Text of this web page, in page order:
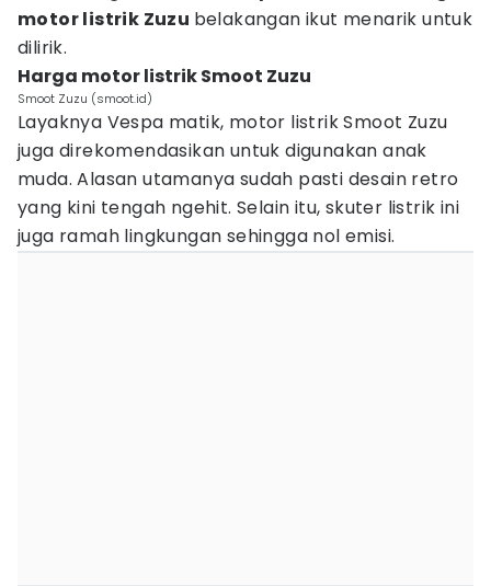
motor listrik Zuzu belakangan ikut menarik untuk
dilirik.
Harga motor listrik Smoot Zuzu
Smoot Zuzu (smoot.id)
Layaknya Vespa matik, motor listrik Smoot Zuzu
juga direkomendasikan untuk digunakan anak
muda. Alasan utamanya sudah pasti desain retro
yang kini tengah ngehit. Selain itu, skuter listrik ini
juga ramah lingkungan sehingga nol emisi.